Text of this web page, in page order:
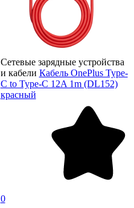
Сетевые зарядные устройства
и кабели Кабель OnePlus Type-
C to Type-C 12A 1m (DL152)
красный
0